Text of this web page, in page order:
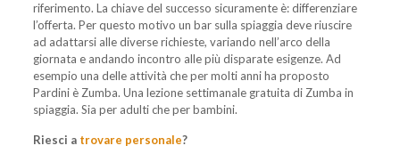
riferimento. La chiave del successo sicuramente è: differenziare
l’offerta. Per questo motivo un bar sulla spiaggia deve riuscire
ad adattarsi alle diverse richieste, variando nell’arco della
giornata e andando incontro alle più disparate esigenze. Ad
esempio una delle attività che per molti anni ha proposto
Pardini è Zumba. Una lezione settimanale gratuita di Zumba in
spiaggia. Sia per adulti che per bambini.
Riesci a trovare personale?